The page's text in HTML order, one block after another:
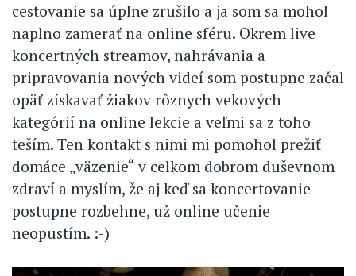
cestovanie sa úplne zrušilo a ja som sa mohol
naplno zamerať na online sféru. Okrem live
koncertných streamov, nahrávania a
pripravovania nových videí som postupne začal
opäť získavať žiakov rôznych vekových
kategórií na online lekcie a veľmi sa z toho
teším. Ten kontakt s nimi mi pomohol prežiť
domáce „väzenie“ v celkom dobrom duševnom
zdraví a myslím, že aj keď sa koncertovanie
postupne rozbehne, už online učenie
neopustím. :-)